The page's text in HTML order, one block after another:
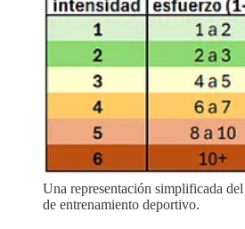
Una representación simplificada
de entrenamiento deportivo.